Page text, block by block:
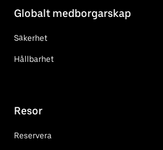
Globalt medborgarskap
Säkerhet
Hållbarhet
Resor
Reservera